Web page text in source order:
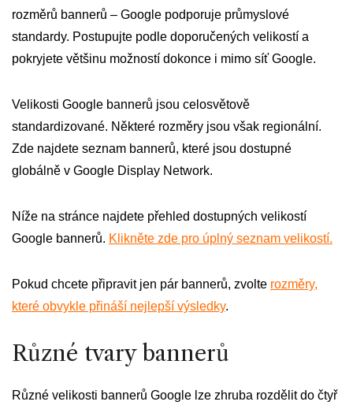
rozměrů bannerů – Google podporuje průmyslové
standardy. Postupujte podle doporučených velikostí a
pokryjete většinu možností dokonce i mimo síť Google.
Velikosti Google bannerů jsou celosvětově
standardizované. Některé rozměry jsou však regionální.
Zde najdete seznam bannerů, které jsou dostupné
globálně v Google Display Network.
Níže na stránce najdete přehled dostupných velikostí
Google bannerů. Klikněte zde pro úplný seznam velikostí.
Pokud chcete připravit jen pár bannerů, zvolte rozměry,
které obvykle přináší nejlepší výsledky.
Různé tvary bannerů
Různé velikosti bannerů Google lze zhruba rozdělit do čtyř